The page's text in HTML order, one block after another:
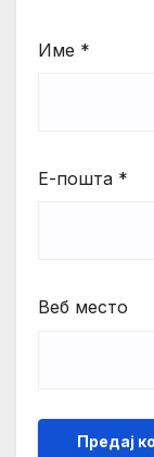
Име *
Е-пошта *
Веб место